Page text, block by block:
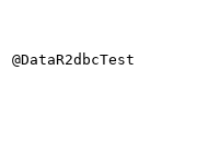
@DataR2dbcTest